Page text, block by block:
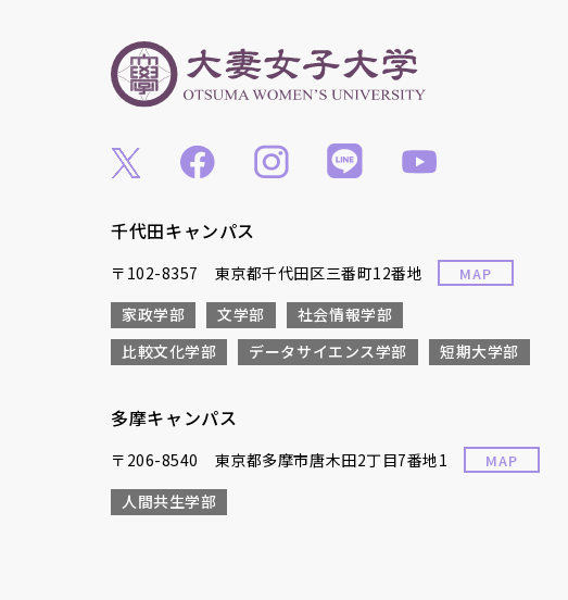
千代田キャンパス
〒102-8357 東京都千代田区三番町12番地 MAP
家政学部 文学部
社会情報学部
比較文化学部
データサイエンス学部 短期大学部
多摩キャンパス
〒206-8540 東京都多摩市唐木田2丁目7番地1 MAP
人間共生学部